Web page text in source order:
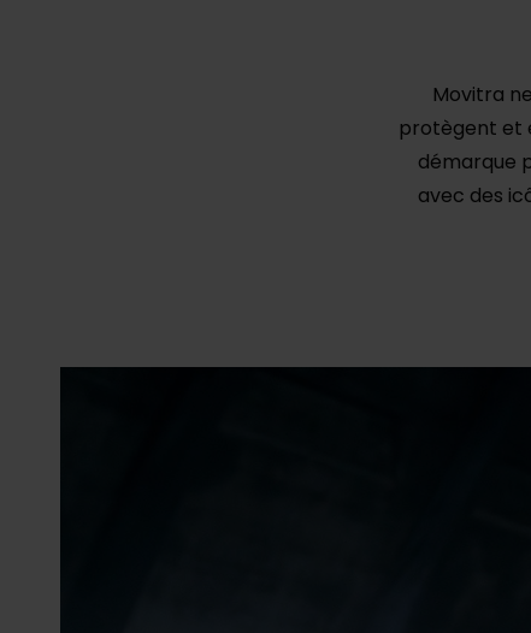
Movitra
protègent et
démarque
avec des